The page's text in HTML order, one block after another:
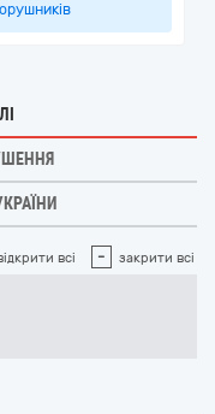
всі - закрити всі